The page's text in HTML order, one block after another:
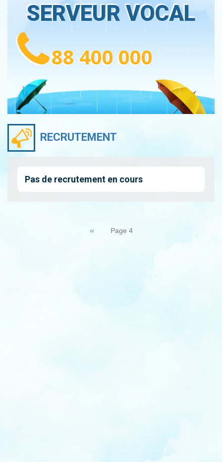
SERVEUR VOCAL
88 400 000
RECRUTEMENT
Pas de recrutement en cours
Page
précédente
‹‹ Page 4